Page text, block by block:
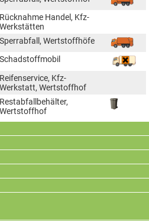
Rücknahme Handel, Kfz-
Werkstätten
Sperrabfall, Wertstoffhöfe
Schadstoffmobil
Reifenservice, Kfz-
Werkstatt, Wertstoffhof
Restabfallbehälter,
Wertstoffhof